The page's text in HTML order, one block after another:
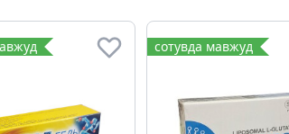
сотувда мавжуд